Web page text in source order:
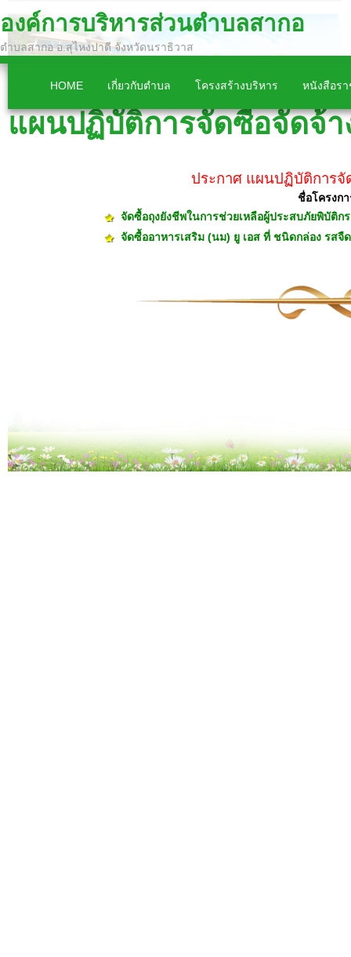
องค์การบริหารส่วนตำบลสากอ
ตำบลสากอ อ.สุไหงปาดี จังหวัดนราธิวาส
HOME เกี่ยวกับตำบล โครงสร้างบริหาร หนังสือร
แผนปฏิบัติการจัดซื้อจัดจ้า
ประกาศ แผนปฏิบัติการจั
ชื่อโครงกา
จัดซื้อถุงยังชีพในการช่วยเหลือผู้ประสบภัยพิบั
จัดซื้ออาหารเสริม (นม) ยู เอส ที่ ชนิดกล่